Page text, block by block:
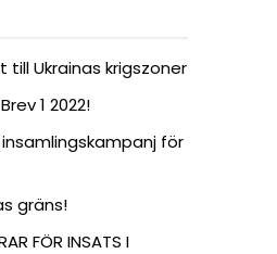
till Ukrainas krigszoner
1 2022!
insamlingskampanj för
gräns!
FÖR INSATS I